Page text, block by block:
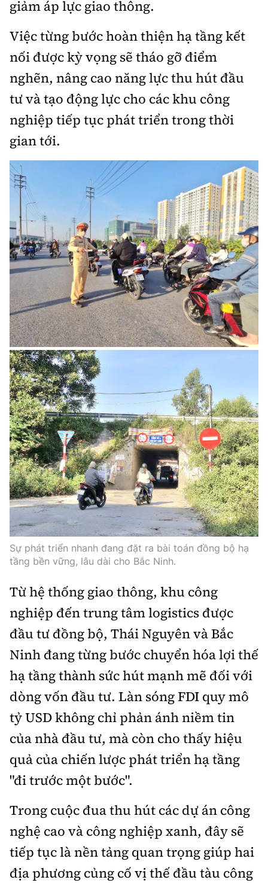
giảm áp lực giao thông.
Việc từng bước hoàn thiện hạ tầng kết
nối được kỳ vọng sẽ tháo gỡ điểm
nghẽn, nâng cao năng lực thu hút đầu
tư và tạo động lực cho các khu công
nghiệp tiếp tục phát triển trong thời
gian tới.
Sự phát triển nhanh đang đặt ra bài toán đồng bộ hạ
tầng bền vững, lâu dài cho Bắc Ninh.
Từ hệ thống giao thông, khu công
nghiệp đến trung tâm logistics được
đầu tư đồng bộ, Thái Nguyên và Bắc
Ninh đang từng bước chuyển hóa lợi thế
hạ tầng thành sức hút mạnh mẽ đối với
dòng vốn đầu tư. Làn sóng FDI quy mô
tỷ USD không chỉ phản ánh niềm tin
của nhà đầu tư, mà còn cho thấy hiệu
quả của chiến lược phát triển hạ tầng
"đi trước một bước".
Trong cuộc đua thu hút các dự án công
nghệ cao và công nghiệp xanh, đây sẽ
tiếp tục là nền tảng quan trọng giúp hai
địa phương củng cố vị thế đầu tàu công